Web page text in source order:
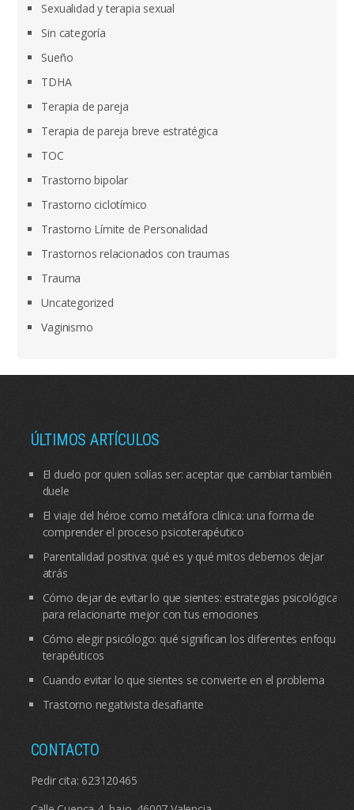
Sexualidad y terapia sexual
Sin categoría
Sueño
TDHA
Terapia de pareja
Terapia de pareja breve estratégica
TOC
Trastorno bipolar
Trastorno ciclotímico
Trastorno Límite de Personalidad
Trastornos relacionados con traumas
Trauma
Uncategorized
Vaginismo
ÚLTIMOS ARTÍCULOS
El duelo por quien solías ser: aceptar que cambiar también
duele
El viaje del héroe como metáfora clínica: una forma de
comprender el proceso psicoterapéutico
Parentalidad positiva: qué es y qué mitos debemos dejar
atrás
Cómo dejar de evitar lo que sientes: estrategias psicológicas
para relacionarte mejor con tus emociones
Cómo elegir psicólogo: qué significan los diferentes enfoques
terapéuticos
Cuando evitar lo que sientes se convierte en el problema
Trastorno negativista desafiante
CONTACTO
Pedir cita: 623120465